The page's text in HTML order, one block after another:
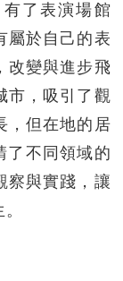
了表演場館
屬於自己的表
改變與進步飛
市，吸引了觀
，但在地的居
了不同領域的
察與實踐，讓